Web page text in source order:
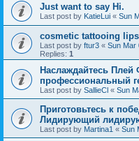
Just want to say Hi.
Last post by KatieLui « Sun
cosmetic tattooing lips
Last post by ftur3 « Sun Mar
Replies: 1
Наслаждайтесь Плей
профессиональный
Last post by SallieCl « Sun
Приготовьтесь к
Лидирующий
Last post by Martina1 « Sun